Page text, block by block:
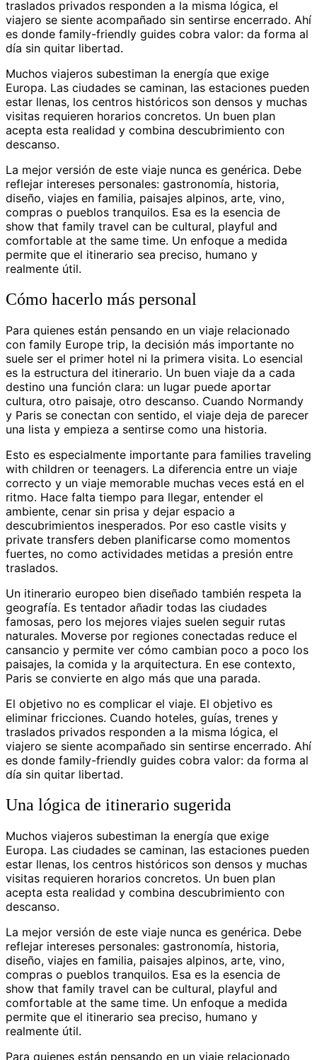
traslados privados responden a la misma lógica, el
viajero se siente acompañado sin sentirse encerrado. Ahí
es donde family-friendly guides cobra valor: da forma al
día sin quitar libertad.
Muchos viajeros subestiman la energía que exige
Europa. Las ciudades se caminan, las estaciones pueden
estar llenas, los centros históricos son densos y muchas
visitas requieren horarios concretos. Un buen plan
acepta esta realidad y combina descubrimiento con
descanso.
La mejor versión de este viaje nunca es genérica. Debe
reflejar intereses personales: gastronomía, historia,
diseño, viajes en familia, paisajes alpinos, arte, vino,
compras o pueblos tranquilos. Esa es la esencia de
show that family travel can be cultural, playful and
comfortable at the same time. Un enfoque a medida
permite que el itinerario sea preciso, humano y
realmente útil.
Cómo hacerlo más personal
Para quienes están pensando en un viaje relacionado
con family Europe trip, la decisión más importante no
suele ser el primer hotel ni la primera visita. Lo esencial
es la estructura del itinerario. Un buen viaje da a cada
destino una función clara: un lugar puede aportar
cultura, otro paisaje, otro descanso. Cuando Normandy
y Paris se conectan con sentido, el viaje deja de parecer
una lista y empieza a sentirse como una historia.
Esto es especialmente importante para families traveling
with children or teenagers. La diferencia entre un viaje
correcto y un viaje memorable muchas veces está en el
ritmo. Hace falta tiempo para llegar, entender el
ambiente, cenar sin prisa y dejar espacio a
descubrimientos inesperados. Por eso castle visits y
private transfers deben planificarse como momentos
fuertes, no como actividades metidas a presión entre
traslados.
Un itinerario europeo bien diseñado también respeta la
geografía. Es tentador añadir todas las ciudades
famosas, pero los mejores viajes suelen seguir rutas
naturales. Moverse por regiones conectadas reduce el
cansancio y permite ver cómo cambian poco a poco los
paisajes, la comida y la arquitectura. En ese contexto,
Paris se convierte en algo más que una parada.
El objetivo no es complicar el viaje. El objetivo es
eliminar fricciones. Cuando hoteles, guías, trenes y
traslados privados responden a la misma lógica, el
viajero se siente acompañado sin sentirse encerrado. Ahí
es donde family-friendly guides cobra valor: da forma al
día sin quitar libertad.
Una lógica de itinerario sugerida
Muchos viajeros subestiman la energía que exige
Europa. Las ciudades se caminan, las estaciones pueden
estar llenas, los centros históricos son densos y muchas
visitas requieren horarios concretos. Un buen plan
acepta esta realidad y combina descubrimiento con
descanso.
La mejor versión de este viaje nunca es genérica. Debe
reflejar intereses personales: gastronomía, historia,
diseño, viajes en familia, paisajes alpinos, arte, vino,
compras o pueblos tranquilos. Esa es la esencia de
show that family travel can be cultural, playful and
comfortable at the same time. Un enfoque a medida
permite que el itinerario sea preciso, humano y
realmente útil.
Para quienes están pensando en un viaje relacionado